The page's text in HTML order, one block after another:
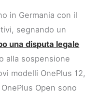
in Germania con il
segnando un
una disputa legale
alla sospensione
modelli OnePlus 12,
Open sono